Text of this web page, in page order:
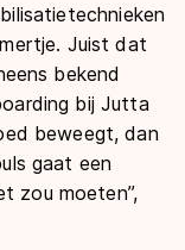
Juist dat
bekend
bij Jutta
beweegt, dan
gaat een
zou moeten”,